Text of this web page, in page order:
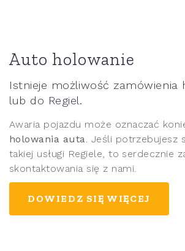
Auto holowanie
Istnieje możliwość zamówienia
lub do Regiel.
Awaria pojazdu może oznaczać
holowania auta . Jeśli potrzebujesz
takiej usługi Regiele, to serdecznie
skontaktowania się z nami.
DOWIEDZ SIĘ WIĘCEJ